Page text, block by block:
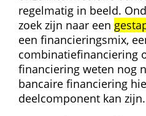
regelmatig in beeld.
zoek zijn naar een
een financieringsmix,
combinatiefinanciering
financiering weten nog
bancaire financiering
deelcomponent kan zijn.